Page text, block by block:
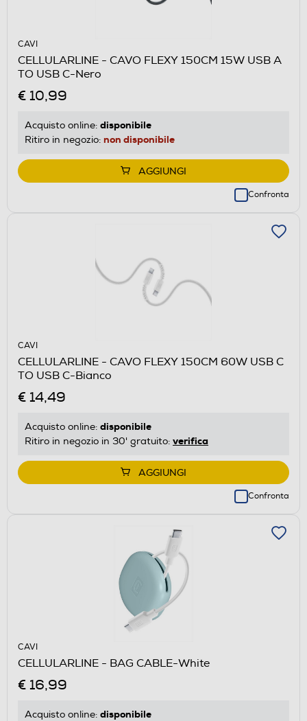
CAVI
CELLULARLINE - CAVO FLEXY 150CM 15W USB A
TO USB C-Nero
€ 10,99
Acquisto online: disponibile
Ritiro in negozio: non disponibile
AGGIUNGI
Confronta
CAVI
CELLULARLINE - CAVO FLEXY 150CM 60W USB C
TO USB C-Bianco
€ 14,49
Acquisto online: disponibile
Ritiro in negozio in 30' gratuito: verifica
AGGIUNGI
Confronta
CAVI
CELLULARLINE - BAG CABLE-White
€ 16,99
Acquisto online: disponibile